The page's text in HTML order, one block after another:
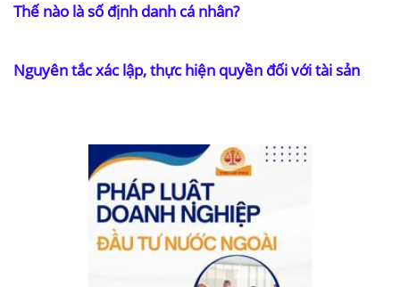
Thế nào là số định danh cá nhân?
Nguyên tắc xác lập, thực hiện quyền đối với tài sản